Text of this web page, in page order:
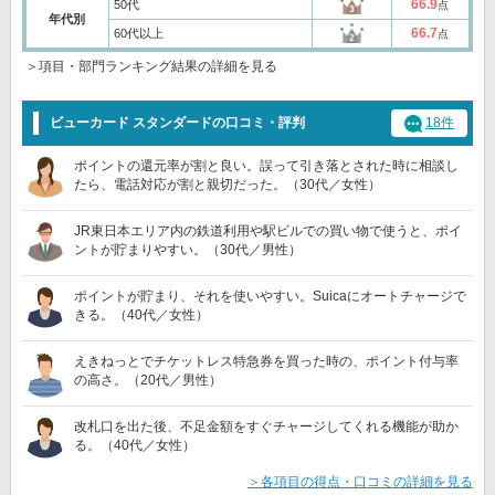
年代別
50代 66.9点
60代以上 66.7点
＞項目・部門ランキング結果の詳細を見る
ビューカード スタンダードの口コミ・評判 18件
ポイントの還元率が割と良い。誤って引き落とされた時に相談し
たら、電話対応が割と親切だった。（30代／女性）
JR東日本エリア内の鉄道利用や駅ビルでの買い物で使うと、ポイ
ントが貯まりやすい。（30代／男性）
ポイントが貯まり、それを使いやすい。Suicaにオートチャージで
きる。（40代／女性）
えきねっとでチケットレス特急券を買った時の、ポイント付与率
の高さ。（20代／男性）
改札口を出た後、不足金額をすぐチャージしてくれる機能が助か
る。（40代／女性）
＞各項目の得点・口コミの詳細を見る